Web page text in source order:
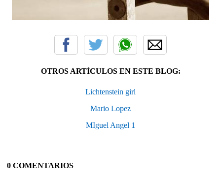
OTROS ARTÍCULOS EN ESTE BLOG:
Lichtenstein girl
Mario Lopez
MIguel Angel 1
0 COMENTARIOS